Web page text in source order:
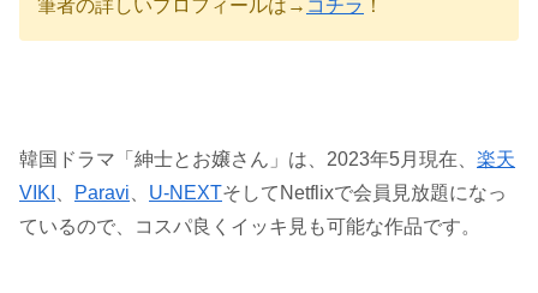
筆者の詳しいプロフィールは→ コチラ ！
韓国ドラマ「紳士とお嬢さん」は、2023年5月現在、 楽天
VIKI
Paravi U-NEXTそしてNetflixで会員見放題になっ
ているので、コスパ良くイッキ見も可能な作品です。